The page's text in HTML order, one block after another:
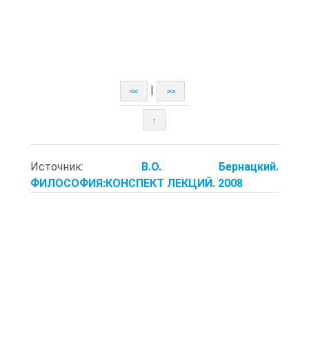
<< >>
↑
Источник: В.О. Бернацкий.
ФИЛОСОФИЯ:КОНСПЕКТ ЛЕКЦИЙ. 2008